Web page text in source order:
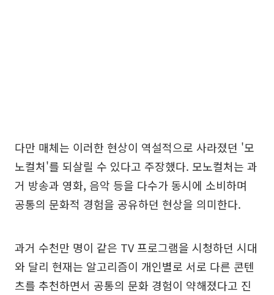
다만 매체는 이러한 현상이 역설적으로 사라졌던 '모
노컬처'를 되살릴 수 있다고 주장했다. 모노컬처는 과
거 방송과 영화, 음악 등을 다수가 동시에 소비하며
공통의 문화적 경험을 공유하던 현상을 의미한다.
과거 수천만 명이 같은 TV 프로그램을 시청하던 시대
와 달리 현재는 알고리즘이 개인별로 서로 다른 콘텐
츠를 추천하면서 공통의 문화 경험이 약해졌다고 진